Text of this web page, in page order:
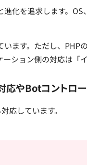
化を追求します。
ます。ただし、
ション側の対応は「
応やBotコントロ
応しています。